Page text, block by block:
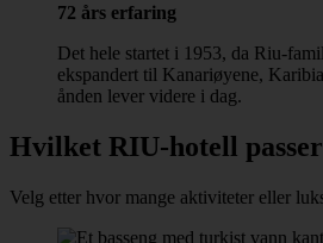
72 års erfaring
Det hele startet i 1953, da Riu-
ekspandert til Kanariøyene,
ånden lever videre i dag.
Hvilket RIU-hotell
Velg etter hvor mange aktiviteter eller